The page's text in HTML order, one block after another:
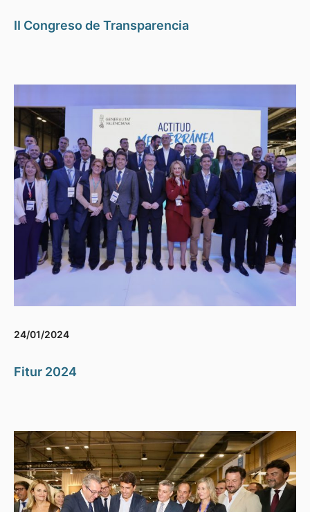
II Congreso de Transparencia
24/01/2024
Fitur 2024